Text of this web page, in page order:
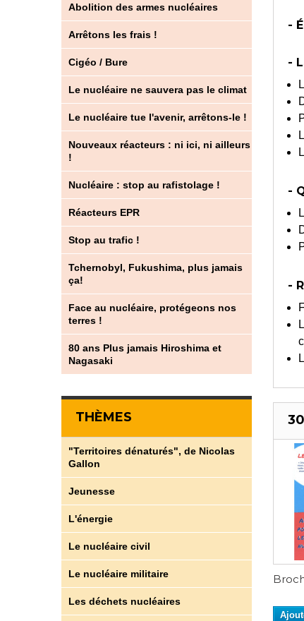
Abolition des armes nucléaires
Arrêtons les frais !
Cigéo / Bure
Le nucléaire ne sauvera pas le climat
Le nucléaire tue l'avenir, arrêtons-le !
Nouveaux réacteurs : ni ici, ni ailleurs
!
Nucléaire : stop au rafistolage !
Réacteurs EPR
Stop au trafic !
Tchernobyl, Fukushima, plus jamais
ça!
Face au nucléaire, protégeons nos
terres !
80 ans Plus jamais Hiroshima et
Nagasaki
THÈMES
"Territoires dénaturés", de Nicolas
Gallon
Jeunesse
L'énergie
Le nucléaire civil
Le nucléaire militaire
Les déchets nucléaires
-
-
-
-